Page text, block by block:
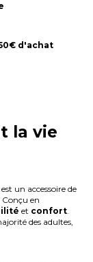
d'achat
la vie
est un accessoire de
en
et confort
des adultes,